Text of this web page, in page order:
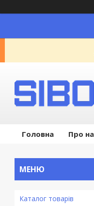
Головна Про
Каталог товарів